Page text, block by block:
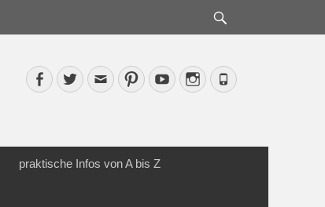
Facebook
TwitterEmailPinterestYouTubeInstagram
Phone
praktische Infos von A bis Z